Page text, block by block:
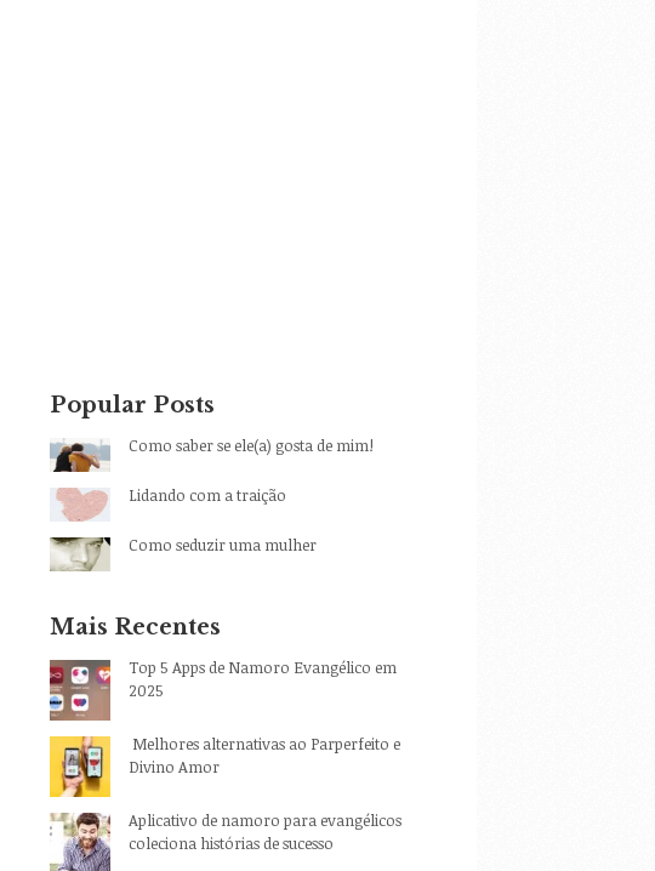
Popular Posts
Como saber se ele(a) gosta de mim!
Lidando com a traição
Como seduzir uma mulher
Mais Recentes
Top 5 Apps de Namoro Evangélico em
2025
Melhores alternativas ao Parperfeito e
Divino Amor
Aplicativo de namoro para evangélicos
coleciona histórias de sucesso